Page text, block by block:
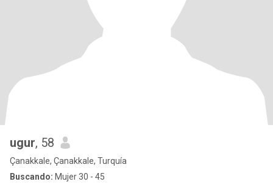
ugur, 58
Çanakkale, Çanakkale, Turquía
Buscando: Mujer 30 - 45